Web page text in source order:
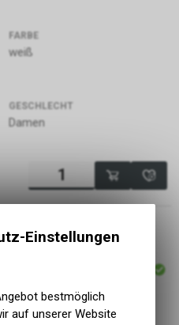
FARBE
weiß
GESCHLECHT
Damen
Einstellungen
bestmöglich
auf unserer Website